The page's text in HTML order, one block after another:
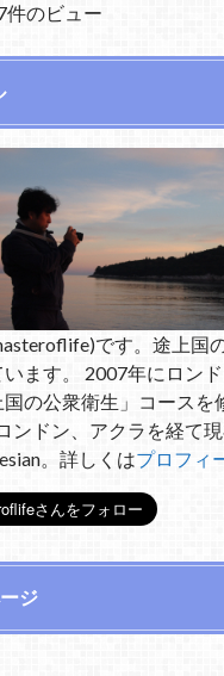
件のビュー
です。途上国
ます。 2007年にロン
の公衆衛生」コースを
ンドン、アクラを経て現
。詳しくはプロフィ
ジ